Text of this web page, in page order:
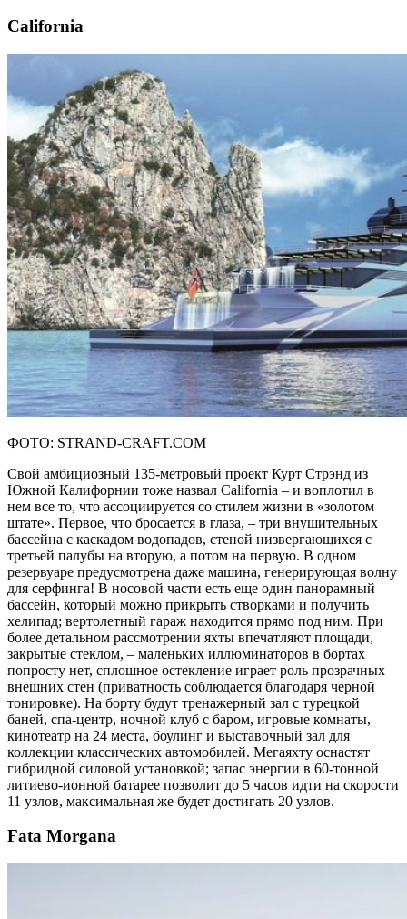
California
ФОТО: STRAND-CRAFT.COM
Свой амбициозный 135-метровый проект Курт Стрэнд из
Южной Калифорнии тоже назвал California – и воплотил в
нем все то, что ассоциируется со стилем жизни в «золотом
штате». Первое, что бросается в глаза, – три внушительных
бассейна с каскадом водопадов, стеной низвергающихся с
третьей палубы на вторую, а потом на первую. В одном
резервуаре предусмотрена даже машина, генерирующая волну
для серфинга! В носовой части есть еще один панорамный
бассейн, который можно прикрыть створками и получить
хелипад; вертолетный гараж находится прямо под ним. При
более детальном рассмотрении яхты впечатляют площади,
закрытые стеклом, – маленьких иллюминаторов в бортах
попросту нет, сплошное остекление играет роль прозрачных
внешних стен (приватность соблюдается благодаря черной
тонировке). На борту будут тренажерный зал с турецкой
баней, спа-центр, ночной клуб с баром, игровые комнаты,
кинотеатр на 24 места, боулинг и выставочный зал для
коллекции классических автомобилей. Мегаяхту оснастят
гибридной силовой установкой; запас энергии в 60-тонной
литиево-ионной батарее позволит до 5 часов идти на скорости
11 узлов, максимальная же будет достигать 20 узлов.
Fata Morgana